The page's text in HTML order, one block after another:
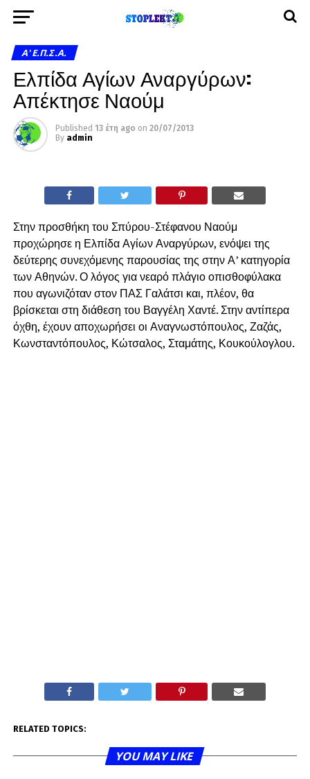
A' Ε.Π.Σ.Α.
Ελπίδα Αγίων Αναργύρων:
Απέκτησε Ναούμ
Published 13 έτη ago on 20/07/2013
By admin
Στην προσθήκη του Σπύρου-Στέφανου Ναούμ
προχώρησε η Ελπίδα Αγίων Αναργύρων, ενόψει της
δεύτερης συνεχόμενης παρουσίας της στην Α’ κατηγορία
των Αθηνών. Ο λόγος για νεαρό πλάγιο οπισθοφύλακα
που αγωνιζόταν στον ΠΑΣ Γαλάτσι και, πλέον, θα
βρίσκεται στη διάθεση του Βαγγέλη Χαντέ. Στην αντίπερα
όχθη, έχουν αποχωρήσει οι Αναγνωστόπουλος, Ζαζάς,
Κωνσταντόπουλος, Κώτσαλος, Σταμάτης, Κουκούλογλου.
RELATED TOPICS:
YOU MAY LIKE